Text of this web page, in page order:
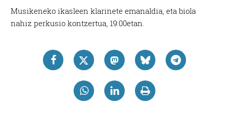
Musikeneko ikasleen klarinete emanaldia, eta biola
nahiz perkusio kontzertua, 19:00etan.